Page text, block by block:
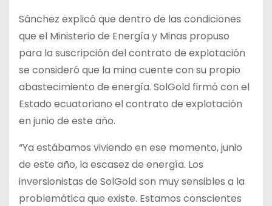
Sánchez explicó que dentro de las condiciones
que el Ministerio de Energía y Minas propuso
para la suscripción del contrato de explotación
se consideró que la mina cuente con su propio
abastecimiento de energía. SolGold firmó con el
Estado ecuatoriano el contrato de explotación
en junio de este año.
“Ya estábamos viviendo en ese momento, junio
de este año, la escasez de energía. Los
inversionistas de SolGold son muy sensibles a la
problemática que existe. Estamos conscientes